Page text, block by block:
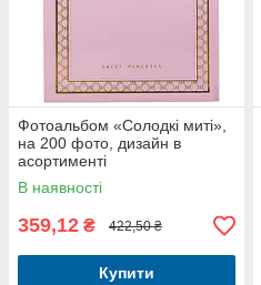
Фотоальбом «Солодкі миті»,
на 200 фото, дизайн в
асортименті
В наявності
359,12 ₴ 422,50 ₴
Купити